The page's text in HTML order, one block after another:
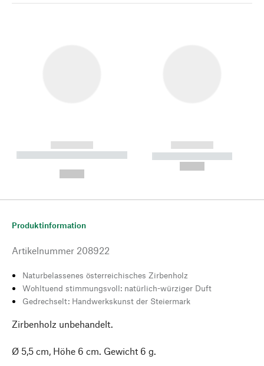
------------
----------- ----------- --------
------------
----------- -----------
Produktinformation
Artikelnummer 208922
Naturbelassenes österreichisches Zirbenholz
Wohltuend stimmungsvoll: natürlich-würziger Duft
Gedrechselt: Handwerkskunst der Steiermark
Zirbenholz unbehandelt.
Ø 5,5 cm, Höhe 6 cm. Gewicht 6 g.